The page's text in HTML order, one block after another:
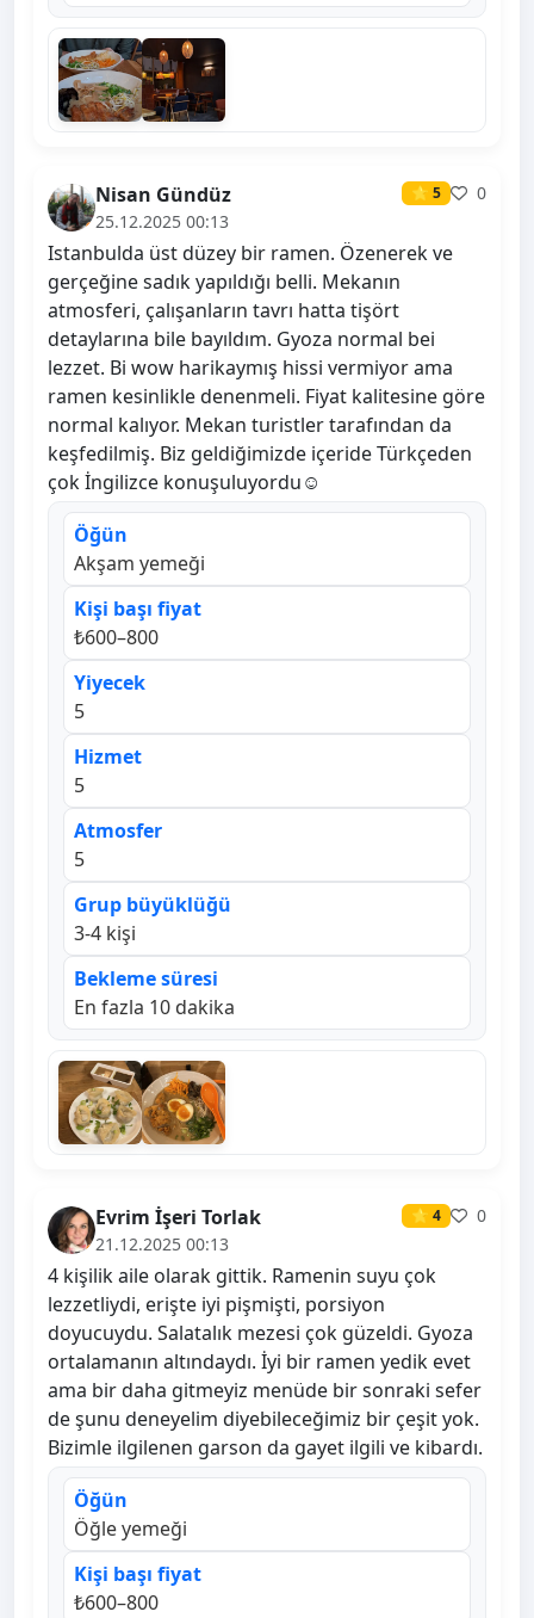
Nisan Gündüz ⭐ 5
0
25.12.2025 00:13
Istanbulda üst düzey bir ramen. Özenerek ve
gerçeğine sadık yapıldığı belli. Mekanın
atmosferi, çalışanların tavrı hatta tişört
detaylarına bile bayıldım. Gyoza normal bei
lezzet. Bi wow harikaymış hissi vermiyor ama
ramen kesinlikle denenmeli. Fiyat kalitesine göre
normal kalıyor. Mekan turistler tarafından da
keşfedilmiş. Biz geldiğimizde içeride Türkçeden
çok İngilizce konuşuluyordu☺️
Öğün
Akşam yemeği
Kişi başı fiyat
₺600–800
Yiyecek
5
Hizmet
5
Atmosfer
5
Grup büyüklüğü
3-4 kişi
Bekleme süresi
En fazla 10 dakika
Evrim İşeri Torlak ⭐ 4
0
21.12.2025 00:13
4 kişilik aile olarak gittik. Ramenin suyu çok
lezzetliydi, erişte iyi pişmişti, porsiyon
doyucuydu. Salatalık mezesi çok güzeldi. Gyoza
ortalamanın altındaydı. İyi bir ramen yedik evet
ama bir daha gitmeyiz menüde bir sonraki sefer
de şunu deneyelim diyebileceğimiz bir çeşit yok.
Bizimle ilgilenen garson da gayet ilgili ve kibardı.
Öğün
Öğle yemeği
Kişi başı fiyat
₺600–800